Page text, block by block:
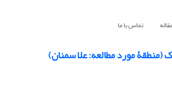
تماس با ما
(منطقۀ مورد مطالعه: علا سمنان)